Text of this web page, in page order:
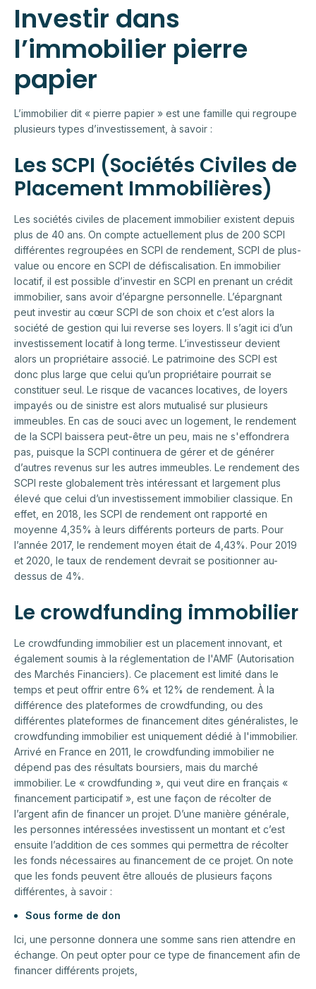
Investir dans
l’immobilier pierre
papier
L’immobilier dit « pierre papier » est une famille qui regroupe
plusieurs types d’investissement, à savoir :
Les SCPI (Sociétés Civiles de
Placement Immobilières)
Les sociétés civiles de placement immobilier existent depuis
plus de 40 ans. On compte actuellement plus de 200 SCPI
différentes regroupées en SCPI de rendement, SCPI de plus-
value ou encore en SCPI de défiscalisation. En immobilier
locatif, il est possible d’investir en SCPI en prenant un crédit
immobilier, sans avoir d’épargne personnelle. L’épargnant
peut investir au cœur SCPI de son choix et c’est alors la
société de gestion qui lui reverse ses loyers. Il s’agit ici d’un
investissement locatif à long terme. L’investisseur devient
alors un propriétaire associé. Le patrimoine des SCPI est
donc plus large que celui qu’un propriétaire pourrait se
constituer seul. Le risque de vacances locatives, de loyers
impayés ou de sinistre est alors mutualisé sur plusieurs
immeubles. En cas de souci avec un logement, le rendement
de la SCPI baissera peut-être un peu, mais ne s'effondrera
pas, puisque la SCPI continuera de gérer et de générer
d’autres revenus sur les autres immeubles. Le rendement des
SCPI reste globalement très intéressant et largement plus
élevé que celui d’un investissement immobilier classique. En
effet, en 2018, les SCPI de rendement ont rapporté en
moyenne 4,35% à leurs différents porteurs de parts. Pour
l’année 2017, le rendement moyen était de 4,43%. Pour 2019
et 2020, le taux de rendement devrait se positionner au-
dessus de 4%.
Le crowdfunding immobilier
Le crowdfunding immobilier est un placement innovant, et
également soumis à la réglementation de l'AMF (Autorisation
des Marchés Financiers). Ce placement est limité dans le
temps et peut offrir entre 6% et 12% de rendement. À la
différence des plateformes de crowdfunding, ou des
différentes plateformes de financement dites généralistes, le
crowdfunding immobilier est uniquement dédié à l'immobilier.
Arrivé en France en 2011, le crowdfunding immobilier ne
dépend pas des résultats boursiers, mais du marché
immobilier. Le « crowdfunding », qui veut dire en français «
financement participatif », est une façon de récolter de
l’argent afin de financer un projet. D’une manière générale,
les personnes intéressées investissent un montant et c’est
ensuite l’addition de ces sommes qui permettra de récolter
les fonds nécessaires au financement de ce projet. On note
que les fonds peuvent être alloués de plusieurs façons
différentes, à savoir :
Sous forme de don
Ici, une personne donnera une somme sans rien attendre en
échange. On peut opter pour ce type de financement afin de
financer différents projets,